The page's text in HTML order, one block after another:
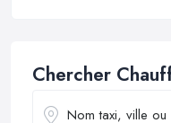
Chercher